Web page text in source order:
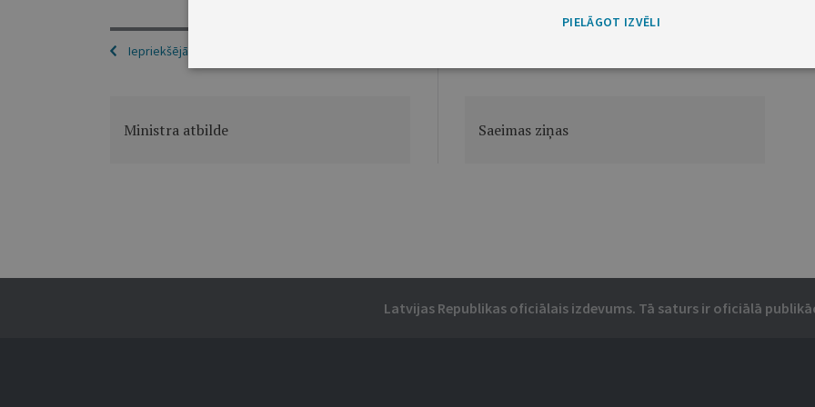
Iepriekšējā
Ministra atbilde Saeimas ziņas
Latvijas Republikas oficiālais izdevums. Tā saturs ir oficiālā
PIELĀGOT IZVĒLI